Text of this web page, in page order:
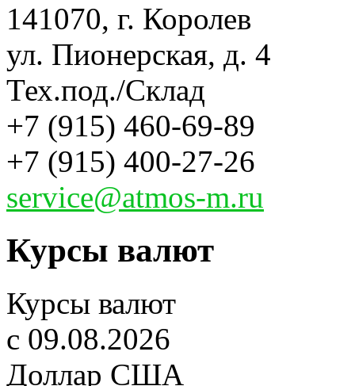
141070, г. Королев
ул. Пионерская, д. 4
Тех.под./Склад
+7 (915) 460-69-89
+7 (915) 400-27-26
service@atmos-m.ru
Курсы валют
Курсы валют
c 09.08.2026
Доллар США